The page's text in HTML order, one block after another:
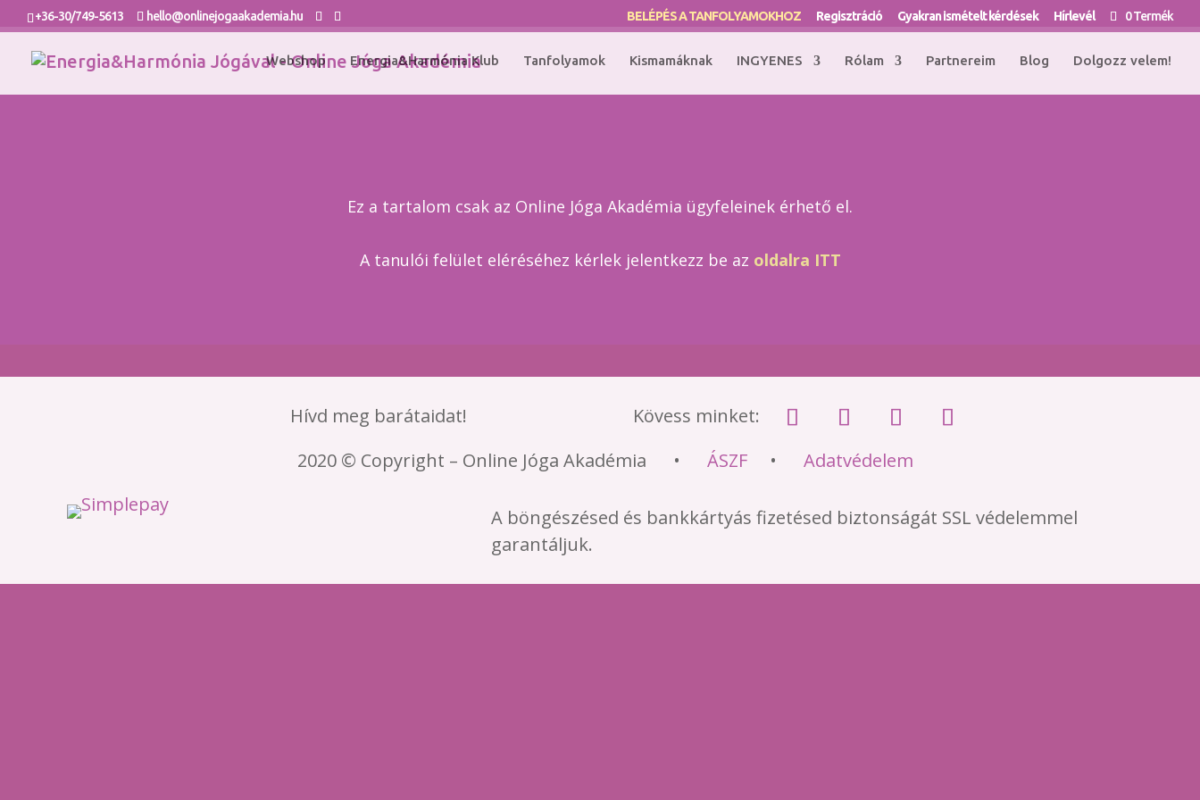
+36-30/749-5613 hello@onlinejogaakademia.hu BELÉPÉS A TANFOLYAMOKHOZ Regisztráció Gyakran ismételt kérdések Hírlevél 0 Termék
Webshop Energia&Harmónia Klub Tanfolyamok Kismamáknak INGYENES Rólam Partnereim Blog Dolgozz velem!
Ez a tartalom csak az Online Jóga Akadémia ügyfeleinek érhető el.
A tanulói felület eléréséhez kérlek jelentkezz be az oldalra ITT
Hívd meg barátaidat!
Kövess minket:
2020 © Copyright – Online Jóga Akadémia • ÁSZF• Adatvédelem
A böngészésed és bankkártyás fizetésed biztonságát SSL védelemmel
garantáljuk.